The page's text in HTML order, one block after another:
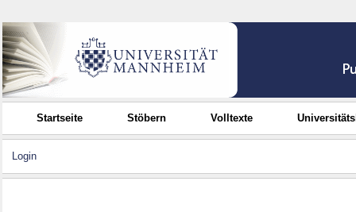
Startseite Stöbern Volltexte
Login